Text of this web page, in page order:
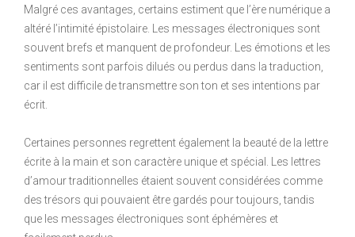
Malgré ces avantages, certains estiment que l’ère numérique a
altéré l’intimité épistolaire. Les messages électroniques sont
souvent brefs et manquent de profondeur. Les émotions et les
sentiments sont parfois dilués ou perdus dans la traduction,
car il est difficile de transmettre son ton et ses intentions par
écrit.
Certaines personnes regrettent également la beauté de la lettre
écrite à la main et son caractère unique et spécial. Les lettres
d’amour traditionnelles étaient souvent considérées comme
des trésors qui pouvaient être gardés pour toujours, tandis
que les messages électroniques sont éphémères et